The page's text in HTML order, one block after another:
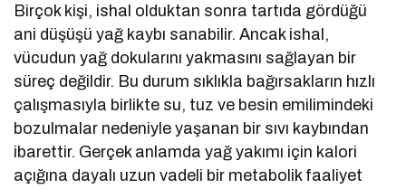
Birçok kişi, ishal olduktan sonra tartıda gördüğü
ani düşüşü yağ kaybı sanabilir. Ancak ishal,
vücudun yağ dokularını yakmasını sağlayan bir
süreç değildir. Bu durum sıklıkla bağırsakların hızlı
çalışmasıyla birlikte su, tuz ve besin emilimindeki
bozulmalar nedeniyle yaşanan bir sıvı kaybından
ibarettir. Gerçek anlamda yağ yakımı için kalori
açığına dayalı uzun vadeli bir metabolik faaliyet